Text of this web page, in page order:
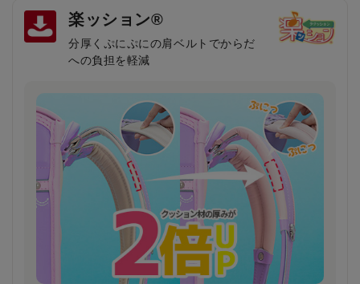
楽ッション®
分厚くぷにぷにの肩ベルトでからだ
への負担を軽減